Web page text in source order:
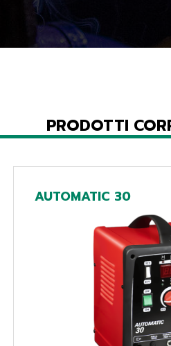
PRODOTTI
AUTOMATIC 30